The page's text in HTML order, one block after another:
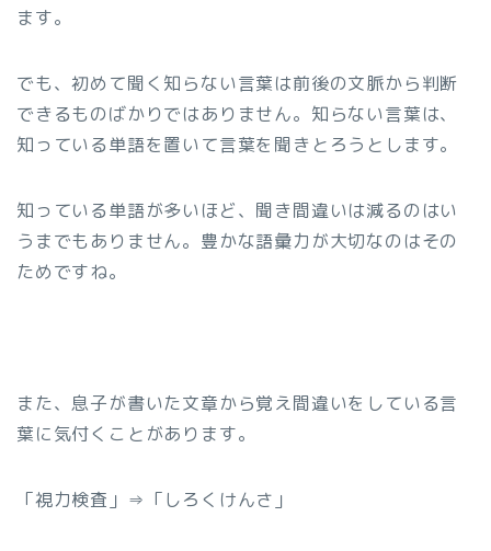
ます。
でも、初めて聞く知らない言葉は前後の文脈から判断
できるものばかりではありません。知らない言葉は、
知っている単語を置いて言葉を聞きとろうとします。
知っている単語が多いほど、聞き間違いは減るのはい
うまでもありません。豊かな語彙力が大切なのはその
ためですね。
また、息子が書いた文章から覚え間違いをしている言
葉に気付くことがあります。
「視力検査」⇒「しろくけんさ」